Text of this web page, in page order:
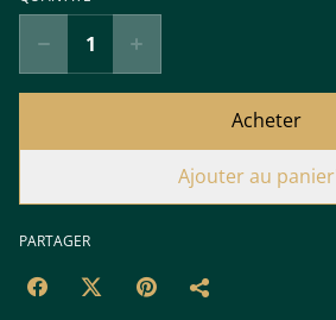
Acheter
Ajouter au panier
PARTAGER